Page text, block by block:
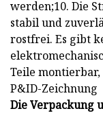
werden;10. Die
stabil und
rostfrei. Es gibt
Teile
P&ID-Zeichnung
Die Verpackung